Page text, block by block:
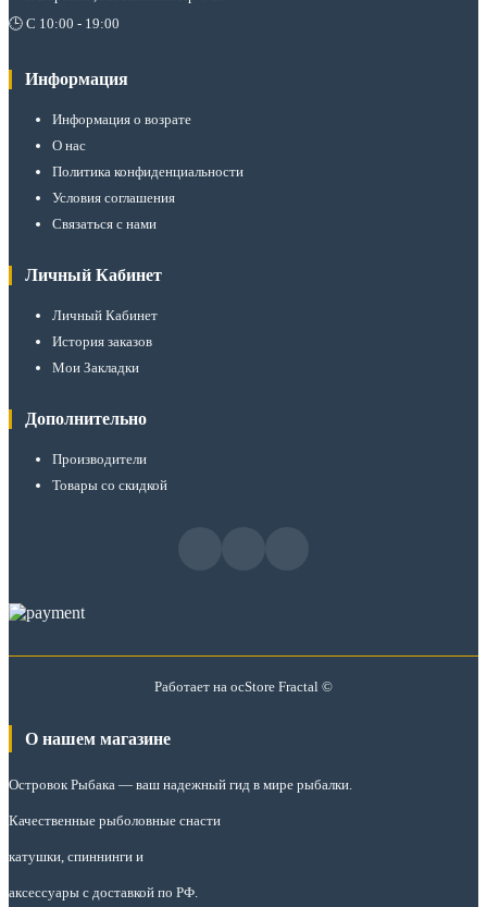
🕒 С 10:00 - 19:00
Информация
Информация о возрате
О нас
Политика конфиденциальности
Условия соглашения
Связаться с нами
Личный Кабинет
Личный Кабинет
История заказов
Мои Закладки
Дополнительно
Производители
Товары со скидкой
Работает на ocStore Fractal ©
О нашем магазине
Островок Рыбака — ваш надежный гид в мире рыбалки.
Качественные рыболовные снасти
катушки, спиннинги и
аксессуары с доставкой по РФ.